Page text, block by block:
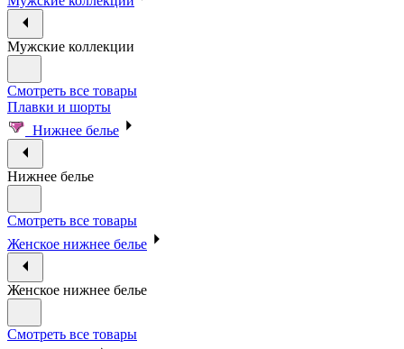
Мужские коллекции
Смотреть все товары
Плавки и шорты
Нижнее белье
Нижнее белье
Смотреть все товары
Женское нижнее белье
Женское нижнее белье
Смотреть все товары